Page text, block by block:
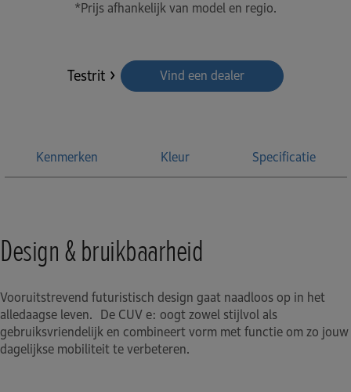
*Prijs afhankelijk van model en regio.
Testrit Vind een dealer
Kenmerken Kleur Specificatie
Design & bruikbaarheid
Vooruitstrevend futuristisch design gaat naadloos op in het
alledaagse leven. De CUV e: oogt zowel stijlvol als
gebruiksvriendelijk en combineert vorm met functie om zo jouw
dagelijkse mobiliteit te verbeteren.